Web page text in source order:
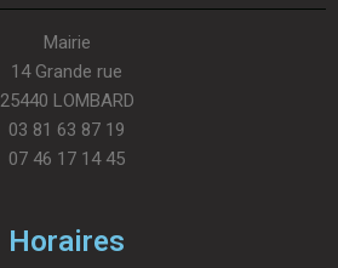
Mairie
14 Grande rue
25440 LOMBARD
03 81 63 87 19
07 46 17 14 45
Horaires